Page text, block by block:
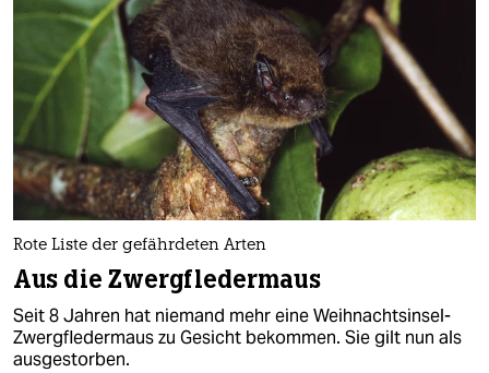
Rote Liste der gefährdeten Arten
Aus die Zwergfledermaus
Seit 8 Jahren hat niemand mehr eine Weihnachtsinsel-
Zwergfledermaus zu Gesicht bekommen. Sie gilt nun als
ausgestorben.